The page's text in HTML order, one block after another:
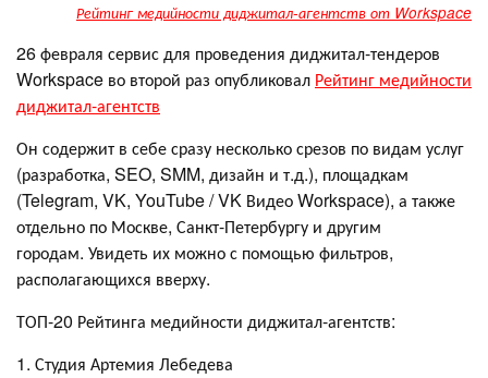
Рейтинг медийности диджитал-агентств от Workspace
26 февраля сервис для проведения диджитал-тендеров
Workspace во второй раз опубликовал Рейтинг медийности
диджитал-агентств
Он содержит в себе сразу несколько срезов по видам услуг
(разработка, SEO, SMM, дизайн и т.д.), площадкам
(Telegram, VK, YouTube / VK Видео Workspace), а также
отдельно по Москве, Санкт-Петербургу и другим
городам. Увидеть их можно с помощью фильтров,
располагающихся вверху.
ТОП-20 Рейтинга медийности диджитал-агентств:
1. Студия Артемия Лебедева